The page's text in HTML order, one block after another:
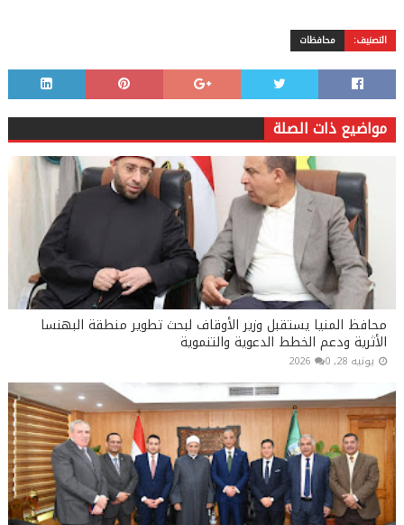
التصنيف: محافظات
مواضيع ذات الصلة
محافظ المنيا يستقبل وزير الأوقاف لبحث تطوير منطقة البهنسا
الأثرية ودعم الخطط الدعوية والتنموية
يونيه 28, 2026 0